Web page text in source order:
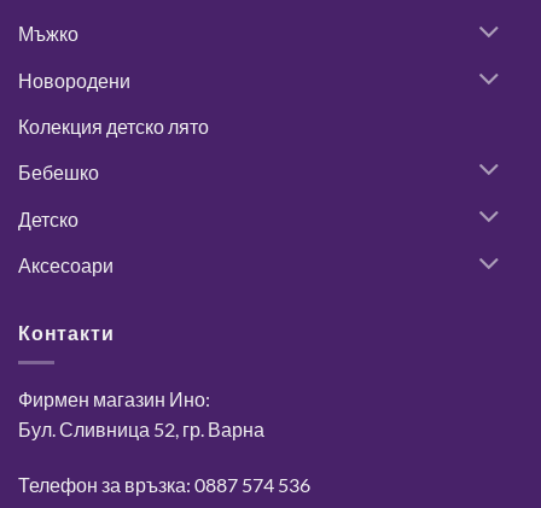
Мъжко
Новородени
Колекция детско лято
Бебешко
Детско
Аксесоари
Контакти
Фирмен магазин Ино:
Бул. Сливница 52, гр. Варна
Телефон за връзка: 0887 574 536